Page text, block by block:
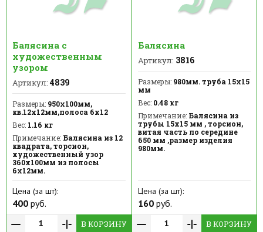
Балясина с
художественным
узором
Артикул: 4839
Размеры: 950х100мм,
кв.12х12мм,полоса 6х12
Вес: 1.16 кг
Примечание: Балясина из 12
квадрата, торсион,
художественный узор
360х100мм из полосы
6х12мм.
Цена (за шт):
400 руб.
В КОРЗИНУ
Балясина
Артикул: 3816
Размеры:980мм. труба 15х15
мм
Вес:0.48 кг
Примечание:Балясина из
трубы 15х15 мм , торсион,
витая часть по середине
650 мм ,размер изделия
980мм.
Цена (за шт):
160руб.
В КОРЗИНУ